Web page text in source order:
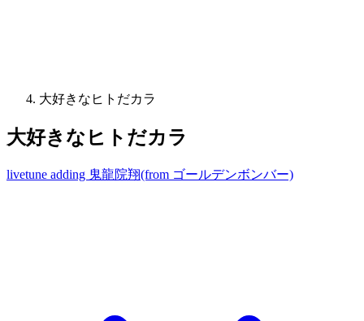
大好きなヒトだカラ
大好きなヒトだカラ
livetune adding 鬼龍院翔(from ゴールデンボンバー)